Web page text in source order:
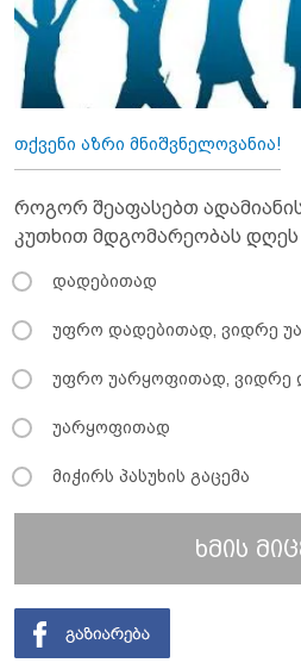
თქვენი აზრი მნიშვნელოვანია!
როგორ შეაფასებთ
კუთხით მდგომარეობას
დადებითად
უფრო დადებითად, ვიდრე
უფრო უარყოფითად, ვიდრე
უარყოფითად
მიჭირს პასუხის გაცემა
ხმის